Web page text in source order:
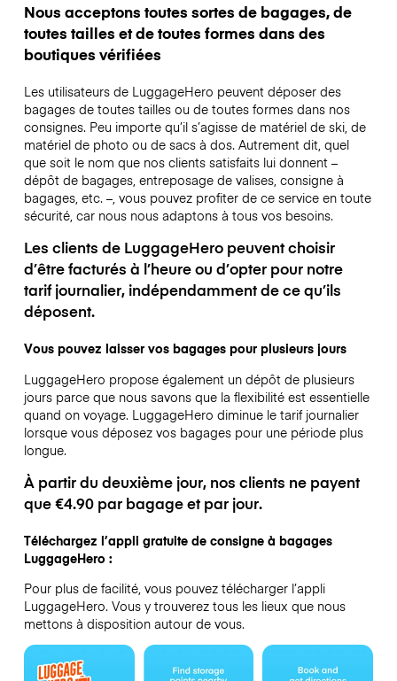
Nous acceptons toutes sortes de bagages, de
toutes tailles et de toutes formes dans des
boutiques vérifiées
Les utilisateurs de LuggageHero peuvent déposer des
bagages de toutes tailles ou de toutes formes dans nos
consignes. Peu importe qu’il s’agisse de matériel de ski, de
matériel de photo ou de sacs à dos. Autrement dit, quel
que soit le nom que nos clients satisfaits lui donnent –
dépôt de bagages, entreposage de valises, consigne à
bagages, etc. –, vous pouvez profiter de ce service en toute
sécurité, car nous nous adaptons à tous vos besoins.
Les clients de LuggageHero peuvent choisir
d’être facturés à l’heure ou d’opter pour notre
tarif journalier, indépendamment de ce qu’ils
déposent.
Vous pouvez laisser vos bagages pour plusieurs jours
LuggageHero propose également un dépôt de plusieurs
jours parce que nous savons que la flexibilité est essentielle
quand on voyage. LuggageHero diminue le tarif journalier
lorsque vous déposez vos bagages pour une période plus
longue.
À partir du deuxième jour, nos clients ne payent
que €4.90 par bagage et par jour.
Téléchargez l’appli gratuite de consigne à bagages
LuggageHero :
Pour plus de facilité, vous pouvez télécharger l’appli
LuggageHero. Vous y trouverez tous les lieux que nous
mettons à disposition autour de vous.